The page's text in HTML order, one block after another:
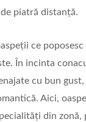
piatră distanță.
ce
În incinta
cu bun
Aici,
din